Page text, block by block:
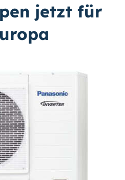
jetzt für